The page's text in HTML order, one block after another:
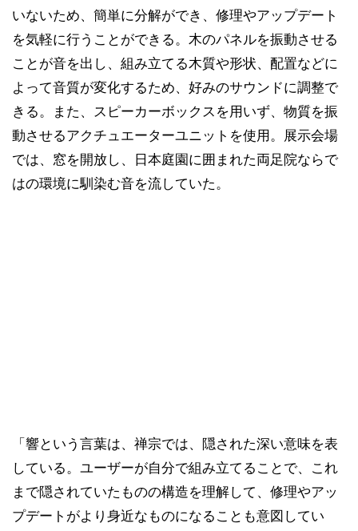
いないため、簡単に分解ができ、修理やアップデート
を気軽に行うことができる。木のパネルを振動させる
ことが音を出し、組み立てる木質や形状、配置などに
よって音質が変化するため、好みのサウンドに調整で
きる。また、スピーカーボックスを用いず、物質を振
動させるアクチュエーターユニットを使用。展示会場
では、窓を開放し、日本庭園に囲まれた両足院ならで
はの環境に馴染む音を流していた。
「響という言葉は、禅宗では、隠された深い意味を表
している。ユーザーが自分で組み立てることで、これ
まで隠されていたものの構造を理解して、修理やアッ
プデートがより身近なものになることも意図してい